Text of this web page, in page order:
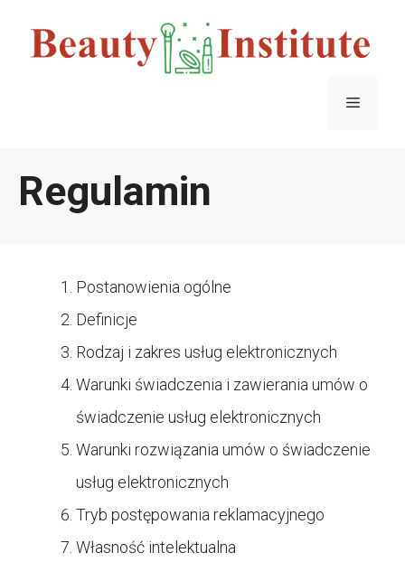
Menu
Regulamin
Postanowienia ogólne
Definicje
Rodzaj i zakres usług elektronicznych
Warunki świadczenia i zawierania umów o
świadczenie usług elektronicznych
Warunki rozwiązania umów o świadczenie
usług elektronicznych
Tryb postępowania reklamacyjnego
Własność intelektualna